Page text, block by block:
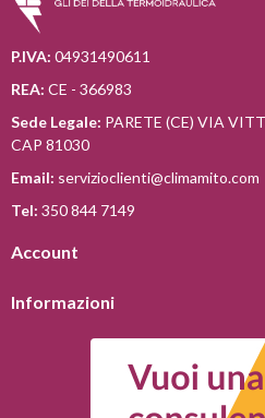
P.IVA: 04931490611
REA: CE - 366983
Sede Legale: PARETE (CE) VIA
CAP 81030
Email: servizioclienti@climamito.com
Tel: 350 844 7149
Account
Informazioni